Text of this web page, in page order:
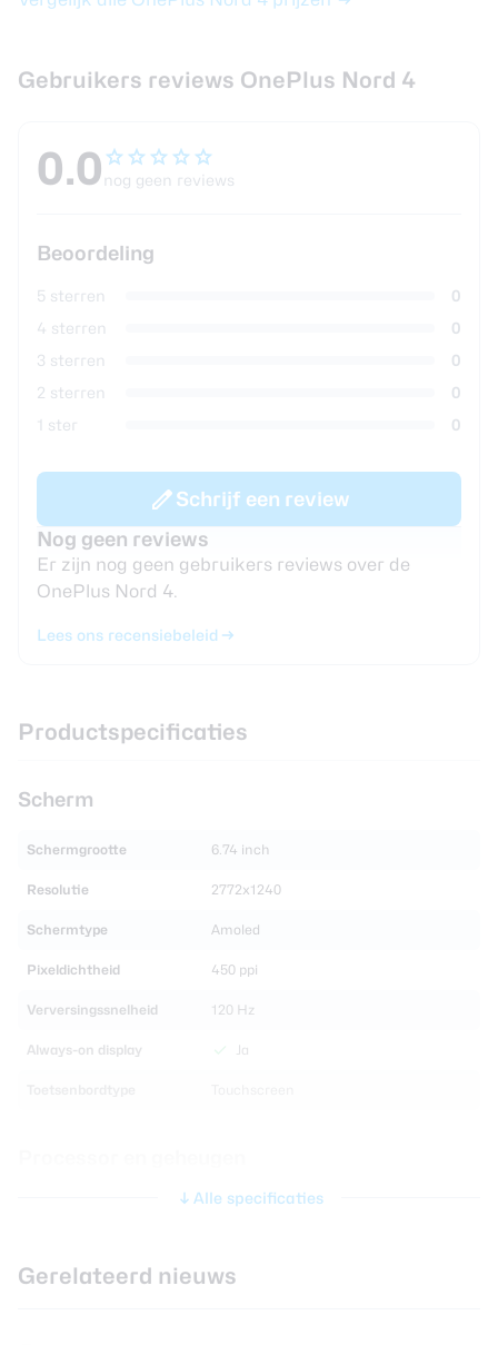
Gebruikers reviews OnePlus Nord 4
0.0 nog geen reviews
Beoordeling
5 sterren
0
4 sterren
0
3 sterren
0
2 sterren
0
1 ster
0
Schrijf een review
Nog geen reviews
Er zijn nog geen gebruikers reviews over de
OnePlus Nord 4.
Lees ons recensiebeleid
Productspecificaties
Scherm
Schermgrootte 6.74 inch
Resolutie 2772x1240
Schermtype Amoled
Pixeldichtheid 450 ppi
Verversingssnelheid 120 Hz
Always-on display Ja
Snapdragon 7 Plus Gen 3
CPU
5x3.2 GHz Cortex-A720 & 2x2.3 GHz
Cortex-A520
Alle specificaties
Gerelateerd nieuws